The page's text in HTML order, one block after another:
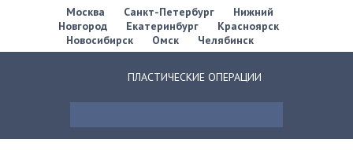
Москва Санкт-Петербург
Нижний
Новгород
Екатеринбург
Красноярск
Новосибирск
Омск Челябинск
ПЛАСТИЧЕСКИЕ ОПЕРАЦИИ